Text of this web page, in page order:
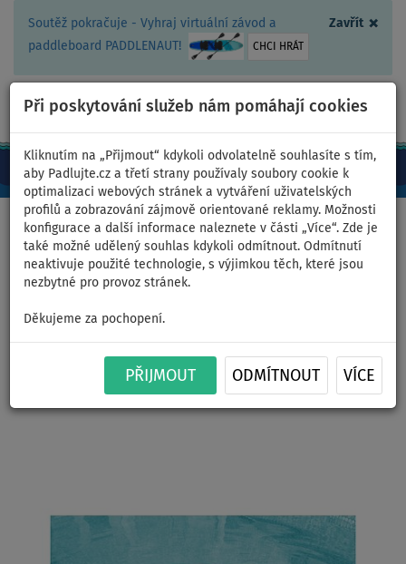
Zavřít ×
Soutěž pokračuje - Vyhraj virtuální závod a
paddleboard PADDLENAUT!
CHCI HRÁT
Při poskytování služeb nám pomáhají cookies
Kliknutím na „Přijmout“ kdykoli odvolatelně souhlasíte s tím,
aby Padlujte.cz a třetí strany používaly soubory cookie k
optimalizaci webových stránek a vytváření uživatelských
profilů a zobrazování zájmově orientované reklamy. Možnosti
konfigurace a další informace naleznete v části „Více“. Zde je
také možné udělený souhlas kdykoli odmítnout. Odmítnutí
neaktivuje použité technologie, s výjimkou těch, které jsou
nezbytné pro provoz stránek.
Děkujeme za pochopení.
PŘIJMOUT ODMÍTNOUT VÍCE
CZ/Kč +420 467 409 090 0ks
Domů >Čluny a motory >Elektrické motory >PARSUN
Náhradní baterie pro motor
PARSUN Joy 1440Wh